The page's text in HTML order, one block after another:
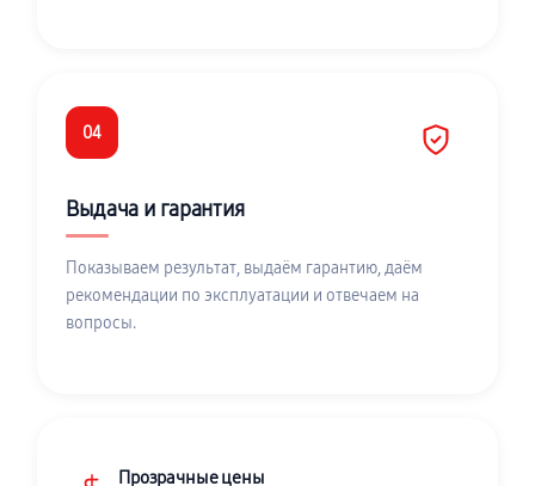
04
Выдача и гарантия
Показываем результат, выдаём гарантию, даём
рекомендации по эксплуатации и отвечаем на
вопросы.
Прозрачные цены